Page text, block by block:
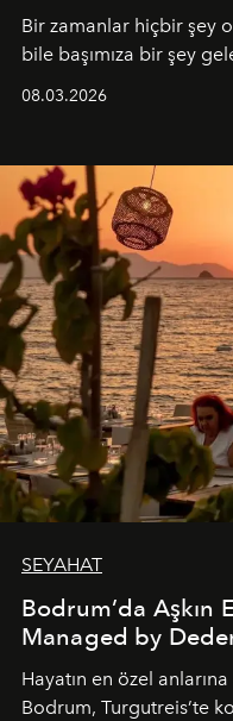
Bir zamanlar hiçbir şey
bile başımıza bir şey
08.03.2026
SEYAHAT
Bodrum’da Aşkın
Managed by
Hayatın en özel
Bodrum, Turgutreis’te